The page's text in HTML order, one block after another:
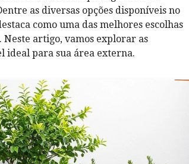
as diversas opções disponíveis no
como uma das melhores escolhas
artigo, vamos explorar as
ideal para sua área externa.